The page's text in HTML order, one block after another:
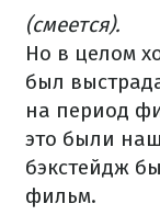
(смеется).
Но в целом
был
на период
это были
бэкстейдж
фильм.